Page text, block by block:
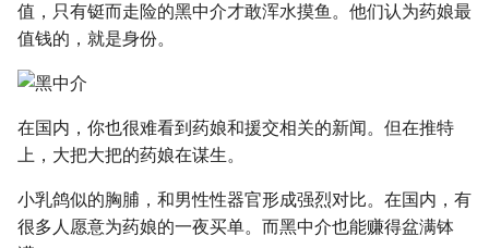
值，只有铤而走险的黑中介才敢浑水摸鱼。他们认为药娘最
值钱的，就是身份。
在国内，你也很难看到药娘和援交相关的新闻。但在推特
上，大把大把的药娘在谋生。
小乳鸽似的胸脯，和男性性器官形成强烈对比。在国内，有
很多人愿意为药娘的一夜买单。而黑中介也能赚得盆满钵